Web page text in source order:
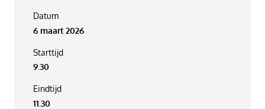
Datum
6 maart 2026
Starttijd
9.30
Eindtijd
11.30